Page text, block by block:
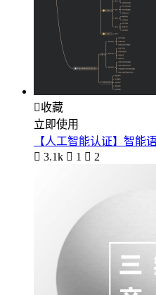
收藏
立即使用
【人工智能认证】智能
 3.1k  1  2